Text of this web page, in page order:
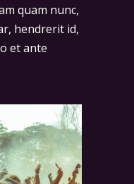
quam nunc,
hendrerit id,
et ante